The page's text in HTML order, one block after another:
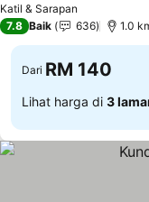
Katil & Sarapan
7.8 Baik 636 1.0
Dari RM 140
Lihat harga di 3